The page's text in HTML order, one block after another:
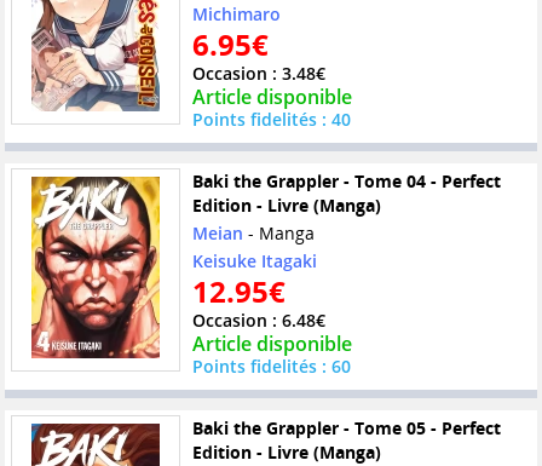
Michimaro
6.95€
Occasion : 3.48€
Article disponible
Points fidelités : 40
Baki the Grappler - Tome 04 - Perfect
Edition - Livre (Manga)
Meian - Manga
Keisuke Itagaki
12.95€
Occasion : 6.48€
Article disponible
Points fidelités : 60
Baki the Grappler - Tome 05 - Perfect
Edition - Livre (Manga)